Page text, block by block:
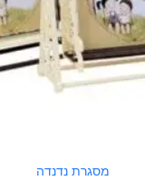
מסגרת נדנדה